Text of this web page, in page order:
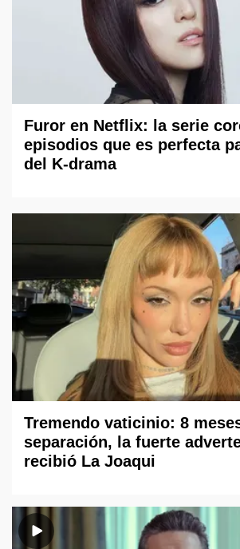
Furor en Netflix: la serie
episodios que es perfecta
del K-drama
Tremendo vaticinio: 8
separación, la fuerte
recibió La Joaqui